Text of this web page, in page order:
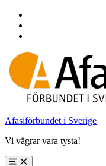
sidfoten
Afasiförbundet i Sverige
Vi vägrar vara tysta!